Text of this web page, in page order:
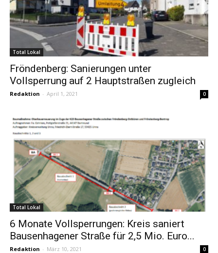
Total Lokal
Fröndenberg: Sanierungen unter
Vollsperrung auf 2 Hauptstraßen zugleich
Redaktion - April 1, 2021 0
Total Lokal
6 Monate Vollsperrungen: Kreis saniert
Bausenhagener Straße für 2,5 Mio. Euro...
Redaktion - März 10, 2021 0